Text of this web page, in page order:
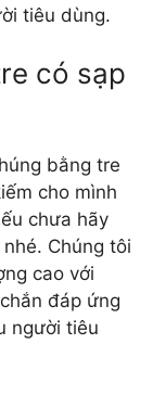
tiêu dùng.
có sạp
bằng tre
cho mình
chưa hãy
Chúng tôi
cao với
đáp ứng
người tiêu